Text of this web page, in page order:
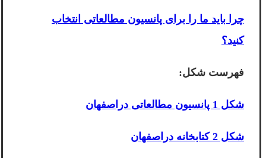
چرا باید ما را برای پانسیون مطالعاتی انتخاب
کنید؟
فهرست شکل:
شکل 1 پانسیون مطالعاتی دراصفهان
شکل 2 کتابخانه دراصفهان